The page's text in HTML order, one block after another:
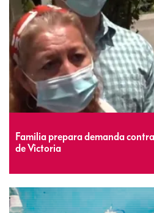
Familia prepara demanda
de Victoria